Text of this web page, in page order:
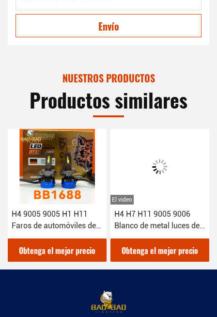
Envío
NUESTROS PRODUCTOS
Productos similares
H4 9005 9005 H1 H11
Faros de automóviles de
hierro con luz LED Bulbo
Blanco Partes de
automóviles de alta
potencia
Obtenga el mejor precio
El video
H4 H7 H11 9005 9006
Blanco de metal luces de
luz de luces delanteras
LED
Obtenga el mejor precio